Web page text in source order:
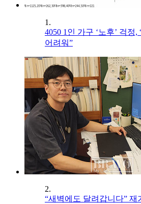
1.
4050 1인 가구 ‘노후’ 걱정,
어려워”
2.
“새벽에도 달려갑니다”